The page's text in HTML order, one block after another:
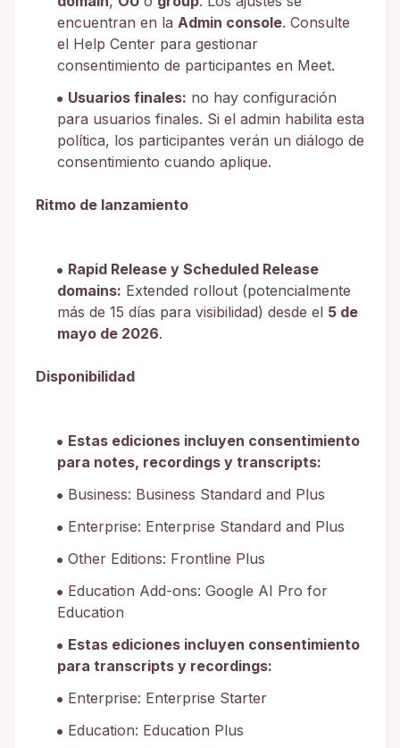
encuentran en la Admin console. Consulte
el Help Center para gestionar
consentimiento de participantes en Meet.
Usuarios finales: no hay configuración
para usuarios finales. Si el admin habilita esta
política, los participantes verán un diálogo de
consentimiento cuando aplique.
Ritmo de lanzamiento
Rapid Release y Scheduled Release
domains: Extended rollout (potencialmente
más de 15 días para visibilidad) desde el 5 de
mayo de 2026.
Disponibilidad
Estas ediciones incluyen consentimiento
para notes, recordings y transcripts:
Business: Business Standard and Plus
Enterprise: Enterprise Standard and Plus
Other Editions: Frontline Plus
Education Add-ons: Google AI Pro for
Education
Estas ediciones incluyen consentimiento
para transcripts y recordings:
Enterprise: Enterprise Starter
Education: Education Plus